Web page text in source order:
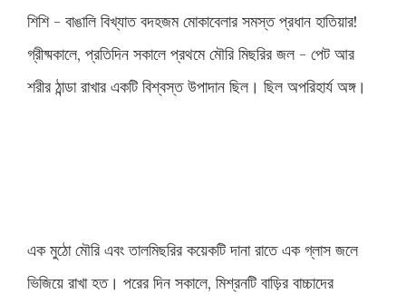
শিশি - বাঙালি বিখ্যাত বদহজম মোকাবেলার সমস্ত প্রধান হাতিয়ার!
গ্রীষ্মকালে, প্রতিদিন সকালে প্রথমে মৌরি মিছরির জল - পেট আর
শরীর ঠান্ডা রাখার একটি বিশ্বস্ত উপাদান ছিল। ছিল অপরিহার্য অঙ্গ।
এক মুঠো মৌরি এবং তালমিছরির কয়েকটি দানা রাতে এক গ্লাস জলে
ভিজিয়ে রাখা হত। পরের দিন সকালে, মিশ্রনটি বাড়ির বাচ্চাদের